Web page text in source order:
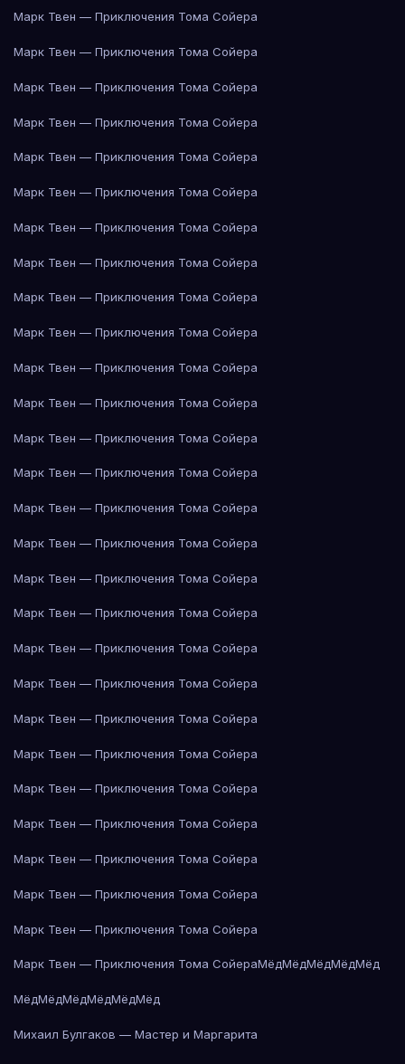
Марк Твен — Приключения Тома Сойера
Марк Твен — Приключения Тома Сойера
Марк Твен — Приключения Тома Сойера
Марк Твен — Приключения Тома Сойера
Марк Твен — Приключения Тома Сойера
Марк Твен — Приключения Тома Сойера
Марк Твен — Приключения Тома Сойера
Марк Твен — Приключения Тома Сойера
Марк Твен — Приключения Тома Сойера
Марк Твен — Приключения Тома Сойера
Марк Твен — Приключения Тома Сойера
Марк Твен — Приключения Тома Сойера
Марк Твен — Приключения Тома Сойера
Марк Твен — Приключения Тома Сойера
Марк Твен — Приключения Тома Сойера
Марк Твен — Приключения Тома Сойера
Марк Твен — Приключения Тома Сойера
Марк Твен — Приключения Тома Сойера
Марк Твен — Приключения Тома Сойера
Марк Твен — Приключения Тома Сойера
Марк Твен — Приключения Тома Сойера
Марк Твен — Приключения Тома Сойера
Марк Твен — Приключения Тома Сойера
Марк Твен — Приключения Тома Сойера
Марк Твен — Приключения Тома Сойера
Марк Твен — Приключения Тома Сойера
Марк Твен — Приключения Тома Сойера
Марк Твен — Приключения Тома СойераМёдМёдМёдМёдМёд
МёдМёдМёдМёдМёдМёд
Михаил Булгаков — Мастер и Маргарита